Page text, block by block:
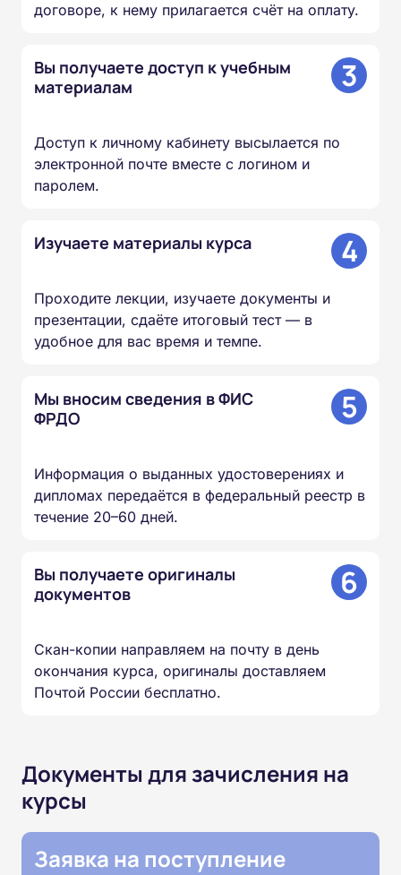
договоре, к нему прилагается счёт на оплату.
Вы получаете доступ к учебным
материалам
3
Доступ к личному кабинету высылается по
электронной почте вместе с логином и
паролем.
Изучаете материалы курса 4
Проходите лекции, изучаете документы и
презентации, сдаёте итоговый тест — в
удобное для вас время и темпе.
Мы вносим сведения в ФИС
ФРДО
5
Информация о выданных удостоверениях и
дипломах передаётся в федеральный реестр в
течение 20–60 дней.
Вы получаете оригиналы
документов
6
Скан-копии направляем на почту в день
окончания курса, оригиналы доставляем
Почтой России бесплатно.
Документы для зачисления на
курсы
Заявка на поступление